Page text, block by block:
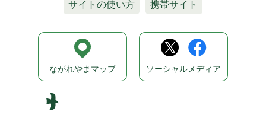
サイトの使い方 携帯サイト
ながれやまマップ ソーシャルメディア